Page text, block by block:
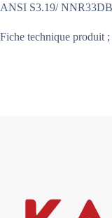
ANSI S3.19/ NNR33DB
Fiche technique produit ;